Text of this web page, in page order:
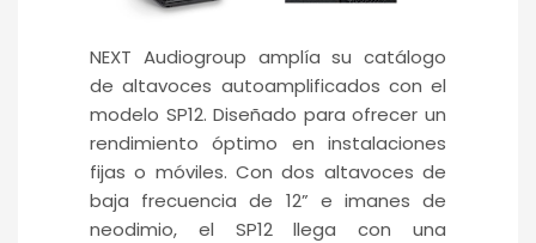
NEXT Audiogroup amplía su catálogo
de altavoces autoamplificados con el
modelo SP12. Diseñado para ofrecer un
rendimiento óptimo en instalaciones
fijas o móviles. Con dos altavoces de
baja frecuencia de 12” e imanes de
neodimio, el SP12 llega con una